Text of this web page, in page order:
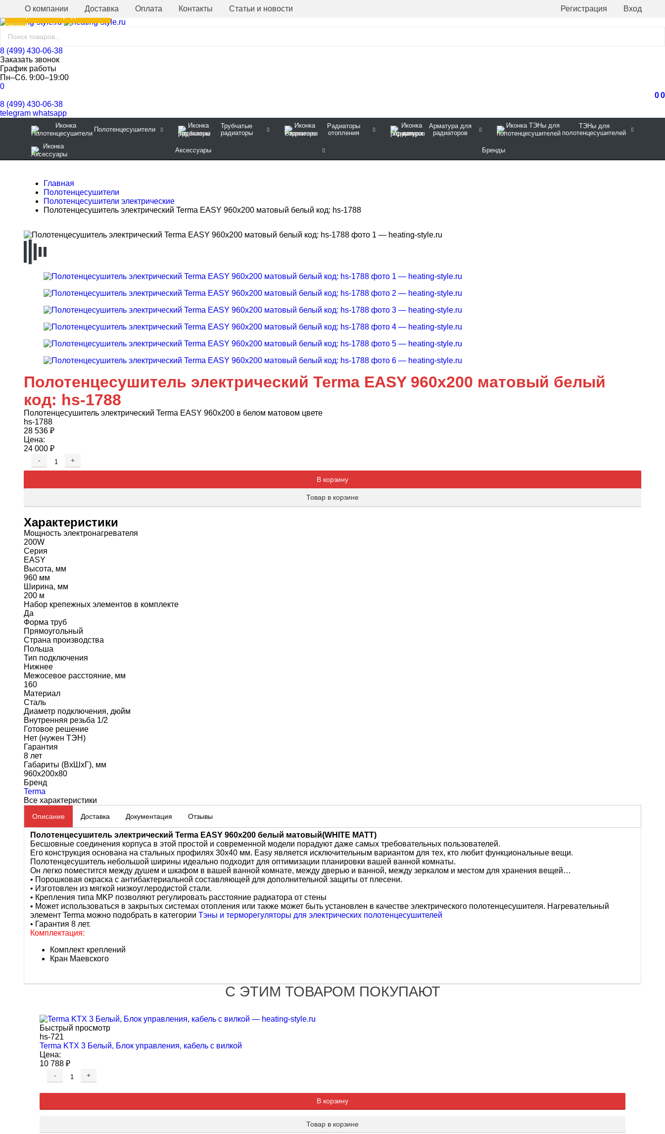
О компании Доставка Оплата Контакты Статьи и новости Регистрация Вход
8 (499) 430-06-38
Заказать звонок
График работы
Пн–Сб. 9:00–19:00
0
00
8 (499) 430-06-38
telegram whatsapp
Полотенцесушители
Трубчатые
радиаторы
Радиаторы
отопления
Арматура для
радиаторов
ТЭНы для
полотенцесушителей
Аксессуары Бренды
Главная
Полотенцесушители
Полотенцесушители электрические
Полотенцесушитель электрический Terma EASY 960х200 матовый белый код: hs-1788
-15%
Специальное предложение
Полотенцесушитель электрический Terma EASY 960х200 матовый белый
код: hs-1788
Полотенцесушитель электрический Terma EASY 960х200 в белом матовом цвете
hs-1788
28 536 ₽
Цена:
24 000 ₽
- +
В корзину
Товар в корзине
Характеристики
Мощность электронагревателя
200W
Серия
EASY
Высота, мм
960 мм
Ширина, мм
200 м
Набор крепежных элементов в комплекте
Да
Форма труб
Прямоугольный
Страна производства
Польша
Тип подключения
Нижнее
Межосевое расстояние, мм
160
Материал
Сталь
Диаметр подключения, дюйм
Внутренняя резьба 1/2
Готовое решение
Нет (нужен ТЭН)
Гарантия
8 лет
Габариты (ВхШхГ), мм
960x200x80
Бренд
Terma
Все характеристики
Описание Доставка Документация Отзывы
Полотенцесушитель электрический Terma EASY 960х200 белый матовый(WHITE MATT)
Бесшовные соединения корпуса в этой простой и современной модели порадуют даже самых требовательных пользователей.
Его конструкция основана на стальных профилях 30x40 мм. Easy является исключительным вариантом для тех, кто любит функциональные вещи.
Полотенцесушитель небольшой ширины идеально подходит для оптимизации планировки вашей ванной комнаты.
Он легко поместится между душем и шкафом в вашей ванной комнате, между дверью и ванной, между зеркалом и местом для хранения вещей…
• Порошковая окраска с антибактериальной составляющей для дополнительной защиты от плесени.
• Изготовлен из мягкой низкоуглеродистой стали.
• Крепления типа MKP позволяют регулировать расстояние радиатора от стены
• Может использоваться в закрытых системах отопления или также может быть установлен в качестве электрического полотенцесушителя. Нагревательный
элемент Terma можно подобрать в категории Тэны и терморегуляторы для электрических полотенцесушителей
• Гарантия 8 лет.
Комплектация:
Комплект креплений
Кран Маевского
С ЭТИМ ТОВАРОМ ПОКУПАЮТ
Быстрый просмотр
hs-721
Terma KTX 3 Белый, Блок управления, кабель с вилкой
Цена:
10 788 ₽
- +
В корзину
Товар в корзине